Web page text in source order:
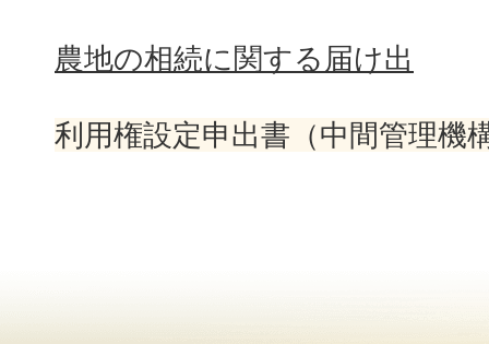
農地の相続に関する届け出
利用権設定申出書（中間管理機